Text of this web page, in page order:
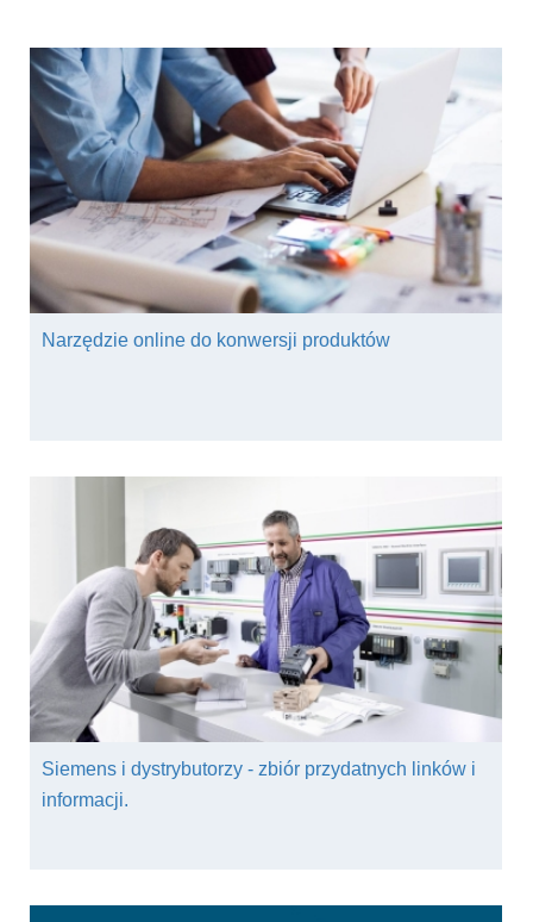
Narzędzie online do konwersji produktów
Siemens i dystrybutorzy - zbiór przydatnych linków i
informacji.